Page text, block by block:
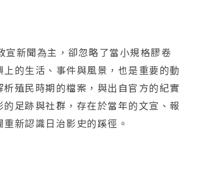
新聞為主，卻忽略了當小規格膠卷
的生活、事件與風景，也是重要的動
殖民時期的檔案，與出自官方的紀實
足跡與社群，存在於當年的文宣、報
新認識日治影史的蹊徑。